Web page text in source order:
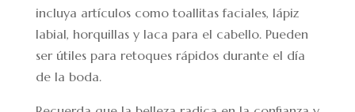
incluya artículos como toallitas faciales, lápiz
labial, horquillas y laca para el cabello. Pueden
ser útiles para retoques rápidos durante el día
de la boda.